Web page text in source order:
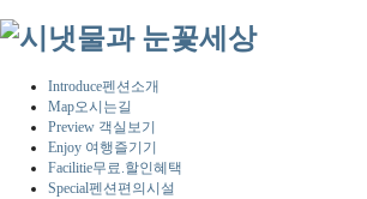
Introduce펜션소개
Map오시는길
Preview 객실보기
Enjoy 여행즐기기
Facilitie무료.할인혜택
Special펜션편의시설